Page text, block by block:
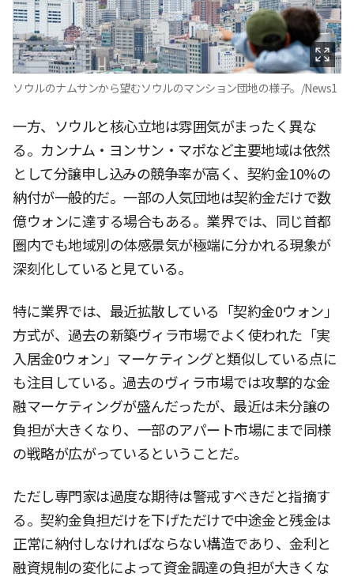
ソウルのナムサンから望むソウルのマンション団地の様子。/News1
一方、ソウルと核心立地は雰囲気がまったく異な
る。カンナム・ヨンサン・マポなど主要地域は依然
として分譲申し込みの競争率が高く、契約金10%の
納付が一般的だ。一部の人気団地は契約金だけで数
億ウォンに達する場合もある。業界では、同じ首都
圏内でも地域別の体感景気が極端に分かれる現象が
深刻化していると見ている。
特に業界では、最近拡散している「契約金0ウォン」
方式が、過去の新築ヴィラ市場でよく使われた「実
入居金0ウォン」マーケティングと類似している点に
も注目している。過去のヴィラ市場では攻撃的な金
融マーケティングが盛んだったが、最近は未分譲の
負担が大きくなり、一部のアパート市場にまで同様
の戦略が広がっているということだ。
ただし専門家は過度な期待は警戒すべきだと指摘す
る。契約金負担だけを下げただけで中途金と残金は
正常に納付しなければならない構造であり、金利と
融資規制の変化によって資金調達の負担が大きくな